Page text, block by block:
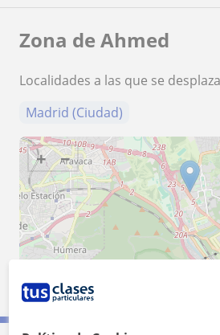
Zona de Ahmed
Localidades a las que se
Madrid (Ciudad)
+ −
1 mi